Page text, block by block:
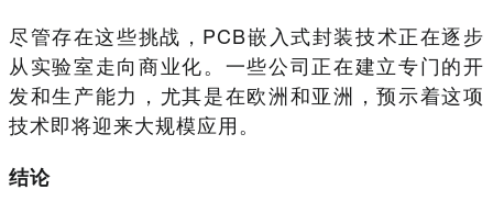
尽管存在这些挑战，PCB嵌入式封装技术正在逐步
从实验室走向商业化。一些公司正在建立专门的开
发和生产能力，尤其是在欧洲和亚洲，预示着这项
技术即将迎来大规模应用。
结论